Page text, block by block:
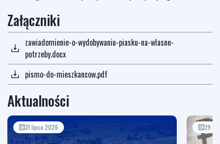
Załączniki
zawiadomienie-o-wydobywaniu-piasku-na-wlasne-
potrzeby.docx
pismo-do-mieszkancow.pdf
Aktualności
31 lipca 2026 29